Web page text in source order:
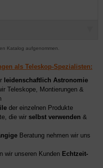
Katalog aufgenommen.
als Teleskop-Spezialisten:
leidenschaftlich Astronomie
Teleskope, Montierungen &
der einzelnen Produkte
die wir selbst verwenden &
Beratung nehmen wir uns
wir unseren Kunden Echtzeit-